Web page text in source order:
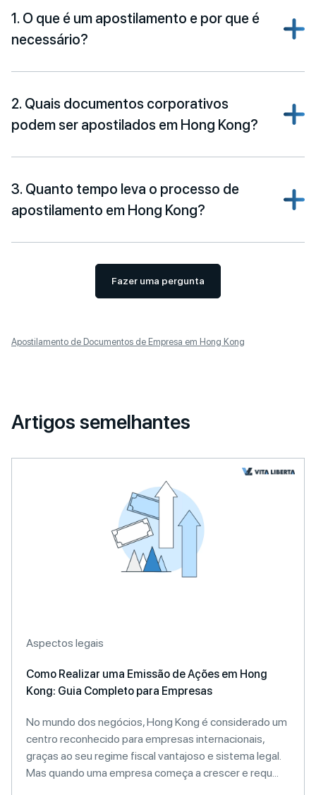
1. O que é um apostilamento e por que é
necessário?
2. Quais documentos corporativos
podem ser apostilados em Hong Kong?
3. Quanto tempo leva o processo de
apostilamento em Hong Kong?
Fazer uma pergunta
Apostilamento de Documentos de Empresa em Hong Kong
Artigos semelhantes
Aspectos legais
Como Realizar uma Emissão de Ações em Hong
Kong: Guia Completo para Empresas
No mundo dos negócios, Hong Kong é considerado um
centro reconhecido para empresas internacionais,
graças ao seu regime fiscal vantajoso e sistema legal.
Mas quando uma empresa começa a crescer e requ...